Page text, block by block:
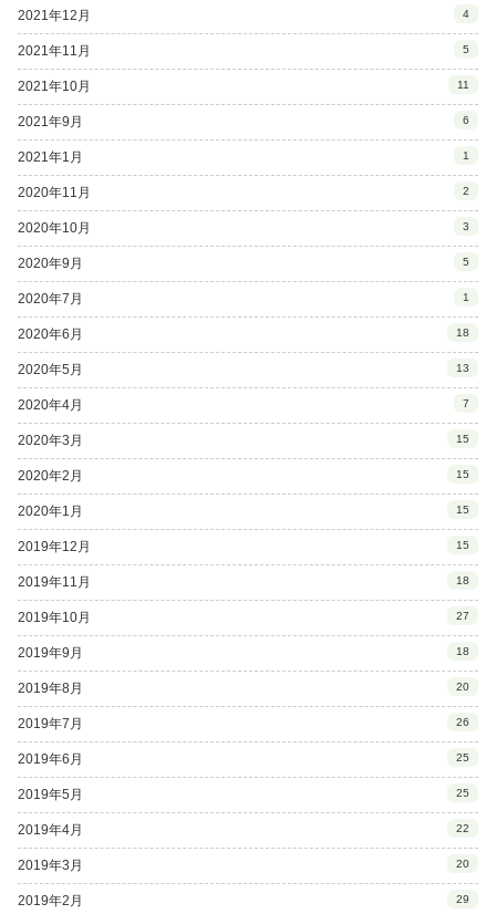
2021年12月 4
2021年11月 5
2021年10月 11
2021年9月 6
2021年1月 1
2020年11月 2
2020年10月 3
2020年9月 5
2020年7月 1
2020年6月 18
2020年5月 13
2020年4月 7
2020年3月 15
2020年2月 15
2020年1月 15
2019年12月 15
2019年11月 18
2019年10月 27
2019年9月 18
2019年8月 20
2019年7月 26
2019年6月 25
2019年5月 25
2019年4月 22
2019年3月 20
2019年2月 29